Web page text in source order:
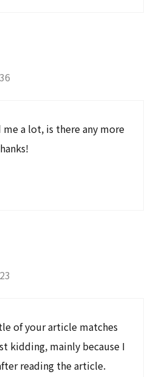
a lot, is there any more
of your article matches
kidding, mainly because I
reading the article.